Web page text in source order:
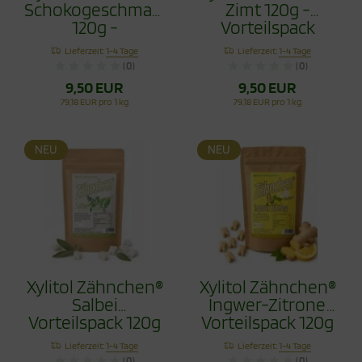
Schokogeschmack
120g -
Vorteilspack
Lieferzeit:1-4 Tage
(0)
9,50 EUR
79,18 EUR pro 1 kg
Zimt 120g -
Vorteilspack
Lieferzeit:1-4 Tage
(0)
9,50 EUR
79,18 EUR pro 1 kg
NEU
Xylitol Zähnchen®
Salbei
Vorteilspack 120g
- Zahnpflege
Lieferzeit:1-4 Tage
NEU
Xylitol Zähnchen®
Ingwer-Zitrone
Vorteilspack 120g
- Zahnpflege
Lieferzeit:1-4 Tage